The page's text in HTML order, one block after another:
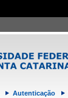
Autenticação